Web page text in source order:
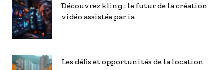
Découvrez kling : le futur de la création
vidéo assistée par ia
Les défis et opportunités de la location